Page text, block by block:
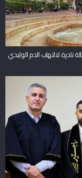
لالتهاب الدم الوليدي